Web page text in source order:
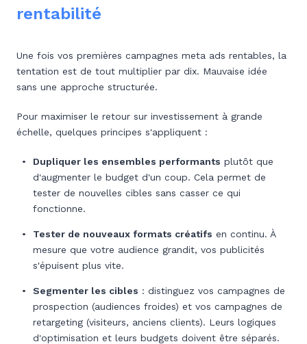
rentabilité
Une fois vos premières campagnes meta ads rentables, la
tentation est de tout multiplier par dix. Mauvaise idée
sans une approche structurée.
Pour maximiser le retour sur investissement à grande
échelle, quelques principes s'appliquent :
Dupliquer les ensembles performants plutôt que
d'augmenter le budget d'un coup. Cela permet de
tester de nouvelles cibles sans casser ce qui
fonctionne.
Tester de nouveaux formats créatifs en continu. À
mesure que votre audience grandit, vos publicités
s'épuisent plus vite.
Segmenter les cibles : distinguez vos campagnes de
prospection (audiences froides) et vos campagnes de
retargeting (visiteurs, anciens clients). Leurs logiques
d'optimisation et leurs budgets doivent être séparés.